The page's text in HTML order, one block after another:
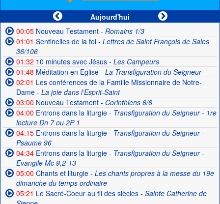
Aujourd'hui
00:05Nouveau Testament- Romains 1/3
01:01 Sentinelles de la foi- Lettres de Saint François de Sales
36/106
01:32 10 minutes avec Jésus- Les Campeurs
01:48 Méditation en Eglise- La Transfiguration du Seigneur
02:01 Les conférences de la Famille Missionnaire de Notre-
Dame- La joie dans l’Esprit-Saint
03:00 Nouveau Testament- Corinthiens 6/6
04:00 Entrons dans la liturgie- Transfiguration du Seigneur - 1re
lecture Dn 7 ou 2P 1
04:15Entrons dans la liturgie- Transfiguration du Seigneur -
Psaume 96
04:34Entrons dans la liturgie- Transfiguration du Seigneur -
Evangile Mc 9,2-13
05:00 Chants et liturgie- Les chants propres à la messe du 19e
dimanche du temps ordinaire
05:21 Le Sacré-Coeur au fil des siècles- Sainte Catherine de